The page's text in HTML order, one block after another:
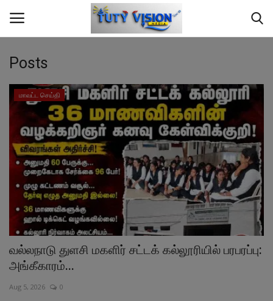
Home
மாவட்ட செய்தி
தமிழ்நாடு
இந்தியா
உலகம்
ஆண்மீக தகவல்
சமையல்
Posts
மாவட்ட செய்தி
வல்லநாடு துளசி மகளிர் சட்டக் கல்லூரியில் பரபரப்பு:
அங்கீகாரம்...
Aug 5, 2026 0